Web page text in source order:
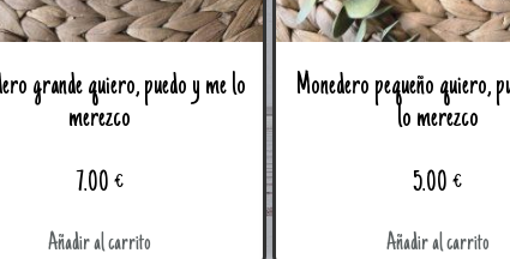
grande quiero, puedo y me lo
merezco
7.00 €
Añadir al carrito
Monedero pequeño quiero,
lo merezco
5.00€
Añadir al carrito